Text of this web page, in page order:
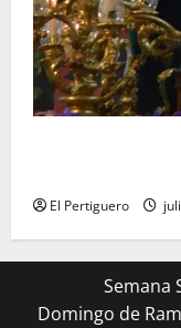
El Pertiguero
Semana
Domingo de